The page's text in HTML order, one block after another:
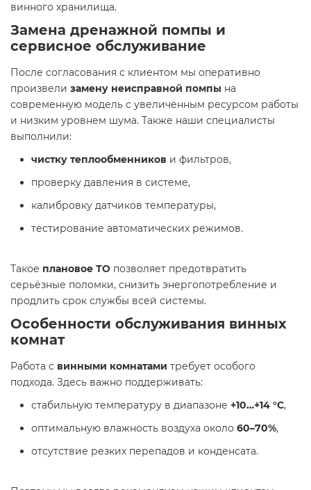
винного хранилища.
Замена дренажной помпы и
сервисное обслуживание
После согласования с клиентом мы оперативно
произвели замену неисправной помпы на
современную модель с увеличенным ресурсом работы
и низким уровнем шума. Также наши специалисты
выполнили:
чистку теплообменников и фильтров,
проверку давления в системе,
калибровку датчиков температуры,
тестирование автоматических режимов.
Такое плановое ТО позволяет предотвратить
серьёзные поломки, снизить энергопотребление и
продлить срок службы всей системы.
Особенности обслуживания винных
комнат
Работа с винными комнатами требует особого
подхода. Здесь важно поддерживать:
стабильную температуру в диапазоне +10…+14 °С,
оптимальную влажность воздуха около 60–70%,
отсутствие резких перепадов и конденсата.